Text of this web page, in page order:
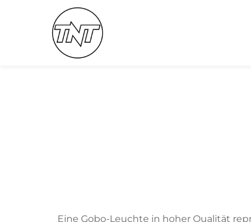
Eine Gobo-Leuchte in hoher Qualität